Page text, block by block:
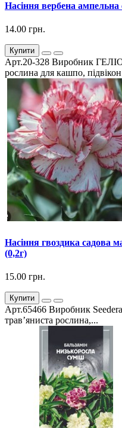
Насіння вербена ампельна
14.00 грн.
Купити
Арт.20-328 Виробник
рослина для кашпо,
Насіння гвоздика садова
(0,2г)
15.00 грн.
Купити
Арт.65466 Виробник
трав’яниста рослина,...